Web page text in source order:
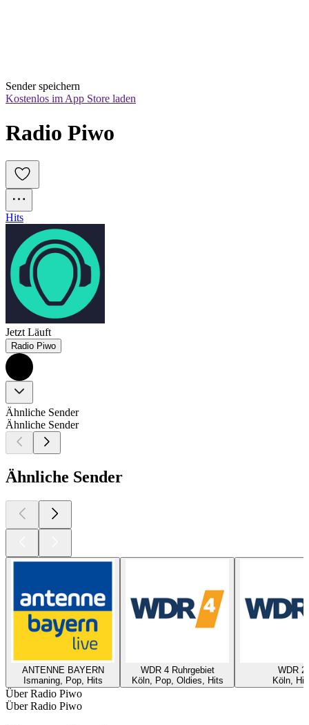
Sender speichern
Kostenlos im App Store laden
Radio Piwo
Hits
Jetzt Läuft
Radio Piwo
Ähnliche Sender
Ähnliche Sender
Ähnliche Sender
ANTENNE BAYERN
Ismaning, Pop, Hits
WDR 4 Ruhrgebiet
Köln, Pop, Oldies, Hits
WDR 2
Köln,
Über Radio Piwo
Über Radio Piwo